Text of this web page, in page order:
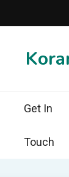
Get In
Touch